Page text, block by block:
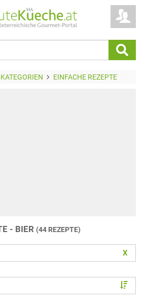
KATEGORIEN EINFACHE REZEPTE
- BIER (44 REZEPTE)
X